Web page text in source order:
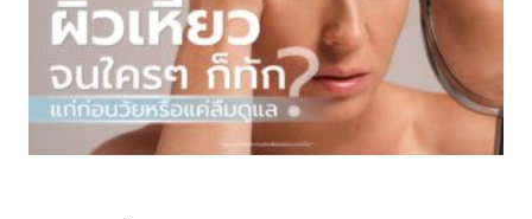
กับ
4
โปรแกรม
ยอด
ฮิต
ของ